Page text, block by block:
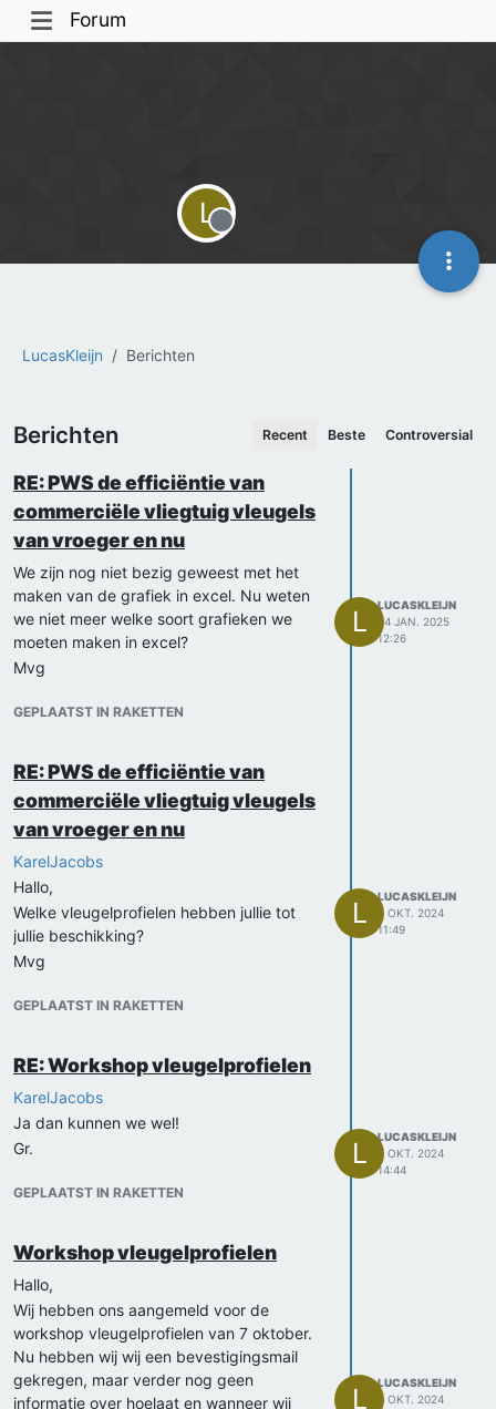
Forum
LucasKleijn Berichten
L
Offline
Berichten Recent Beste Controversial
RE: PWS de efficiëntie van
commerciële vliegtuig vleugels
van vroeger en nu
We zijn nog niet bezig geweest met het
maken van de grafiek in excel. Nu weten
we niet meer welke soort grafieken we
moeten maken in excel?
Mvg
GEPLAATST IN RAKETTEN
L
LUCASKLEIJN
24 JAN. 2025
12:26
RE: PWS de efficiëntie van
commerciële vliegtuig vleugels
van vroeger en nu
KarelJacobs
Hallo,
Welke vleugelprofielen hebben jullie tot
jullie beschikking?
Mvg
GEPLAATST IN RAKETTEN
L
LUCASKLEIJN
7 OKT. 2024
11:49
RE: Workshop vleugelprofielen
KarelJacobs
Ja dan kunnen we wel!
Gr.
GEPLAATST IN RAKETTEN
L
LUCASKLEIJN
6 OKT. 2024
14:44
Workshop vleugelprofielen
Hallo,
Wij hebben ons aangemeld voor de
workshop vleugelprofielen van 7 oktober.
Nu hebben wij wij een bevestigingsmail
gekregen, maar verder nog geen
informatie over hoelaat en wanneer wij
L
LUCASKLEIJN
3 OKT. 2024